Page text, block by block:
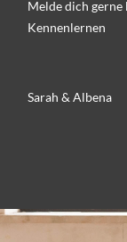
Melde dich gerne
Kennenlernen
Sarah & Albena